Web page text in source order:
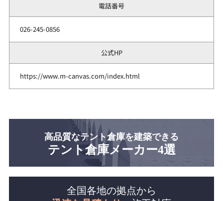
電話番号
026-245-0856
公式HP
https://www.m-canvas.com/index.html
高品質なテント倉庫を建築できる
テント倉庫メーカー4選
全国各地の拠点から